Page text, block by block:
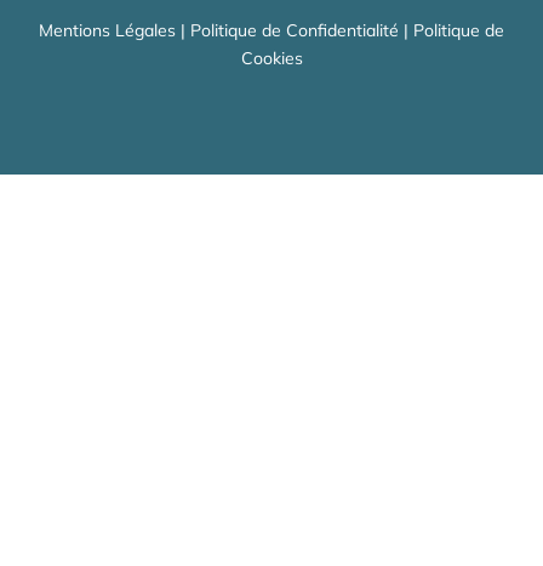
Mentions Légales | Politique de Confidentialité | Politique de
Cookies